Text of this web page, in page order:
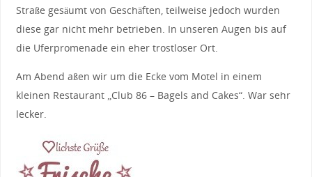
Straße gesäumt von Geschäften, teilweise jedoch wurden
diese gar nicht mehr betrieben. In unseren Augen bis auf
die Uferpromenade ein eher trostloser Ort.
Am Abend aßen wir um die Ecke vom Motel in einem
kleinen Restaurant „Club 86 – Bagels and Cakes“. War sehr
lecker.